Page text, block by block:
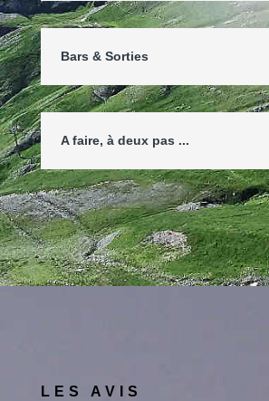
Bars & Sorties
A faire, à deux pas ...
LES AVIS